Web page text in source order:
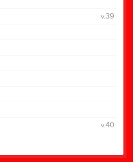
v.39
v.40